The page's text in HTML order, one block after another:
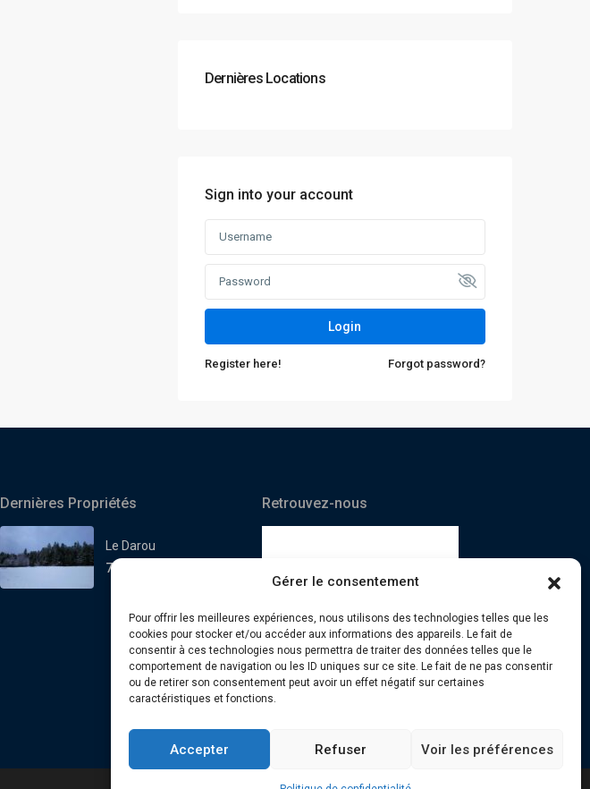
Gérer le consentement
Pour offrir les meilleures expériences, nous utilisons des technologies telles que les
cookies pour stocker et/ou accéder aux informations des appareils. Le fait de
consentir à ces technologies nous permettra de traiter des données telles que le
comportement de navigation ou les ID uniques sur ce site. Le fait de ne pas consentir
ou de retirer son consentement peut avoir un effet négatif sur certaines
caractéristiques et fonctions.
Accepter Refuser Voir les préférences
Dernières Locations
Sign into your account
Login
Register here! Forgot password?
Dernières Propriétés
Le Darou
70€
Retrouvez-nous